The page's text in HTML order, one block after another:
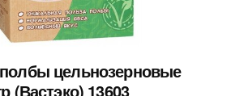
цельнозерновые
(Вастэко) 13603